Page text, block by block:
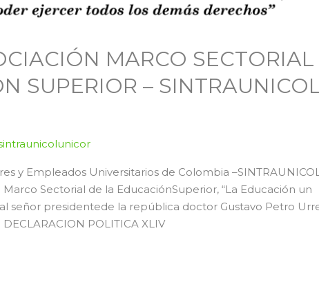
MARCO SECTORIAL
SUPERIOR –
y Empleados Universitarios de Colombia
Sectorial de la EducaciónSuperior, “La Educación un
señor presidentede la república doctor Gustavo Petro
DECLARACION POLITICA XLIV